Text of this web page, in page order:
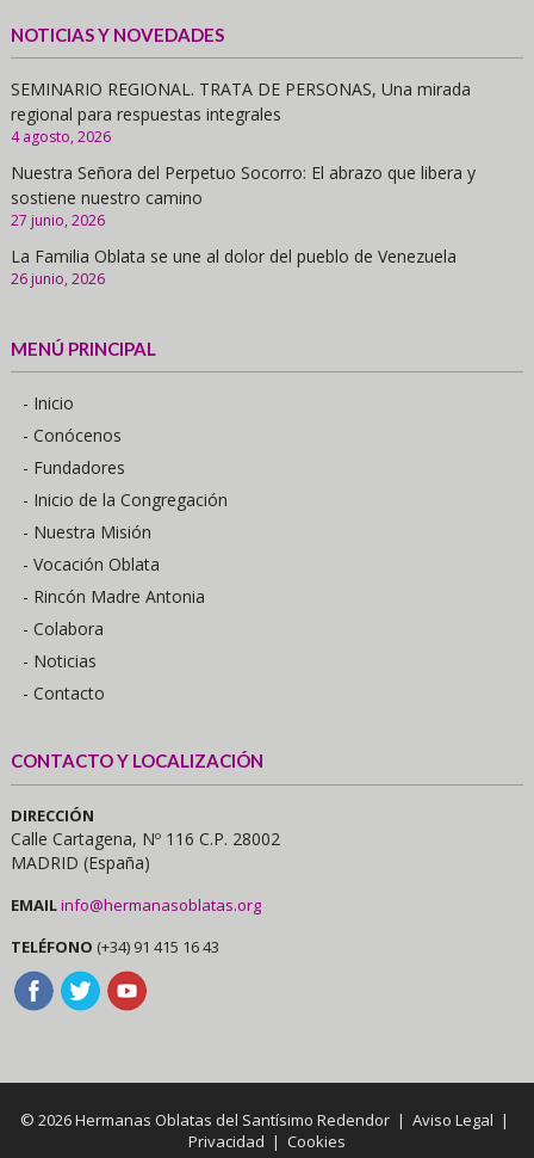
NOTICIAS Y NOVEDADES
SEMINARIO REGIONAL. TRATA DE PERSONAS, Una mirada
regional para respuestas integrales
4 agosto, 2026
Nuestra Señora del Perpetuo Socorro: El abrazo que libera y
sostiene nuestro camino
27 junio, 2026
La Familia Oblata se une al dolor del pueblo de Venezuela
26 junio, 2026
MENÚ PRINCIPAL
- Inicio
- Conócenos
- Fundadores
- Inicio de la Congregación
- Nuestra Misión
- Vocación Oblata
- Rincón Madre Antonia
- Colabora
- Noticias
- Contacto
CONTACTO Y LOCALIZACIÓN
DIRECCIÓN
Calle Cartagena, Nº 116 C.P. 28002
MADRID (España)
EMAILinfo@hermanasoblatas.org
TELÉFONO (+34) 91 415 16 43
© 2026 Hermanas Oblatas del Santísimo Redendor |Aviso Legal |
Privacidad | Cookies